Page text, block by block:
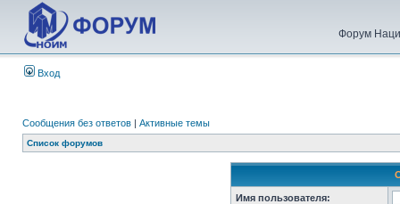
Форум
Вход
Сообщения без ответов | Активные темы
Список форумов
Имя пользователя: